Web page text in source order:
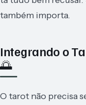
também importa.
Integrando o
🌅
O tarot não precisa